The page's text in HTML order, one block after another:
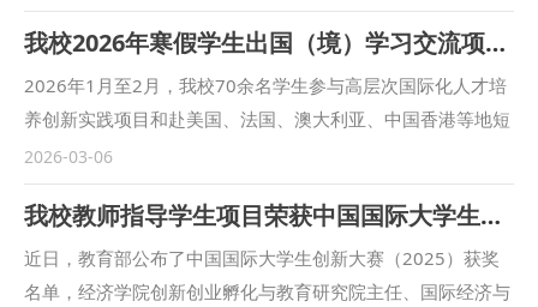
持会议。国内多所高校及科研机构的极地法律专家、国家海洋
局极地考察办公室相关处室负责人，以及我校科研处、国际法
学院（国际仲裁学院）、立法研究院等单位负责人参加会议。
范九利在致辞中向与会嘉宾表示热烈欢迎，并介绍了学校基本
情况和办学特色，特别是在涉外法治、海洋法、航空法等领域
的深厚学术积淀与研究优势。他表示，学校将始终紧贴国家重
大战略需求，发挥法学学科优势，加强与国家海洋局极地办的
合作，为我国极地事业的高质量发展持续作出贡献。 凌铁军
对学校的学科实力与人才储备给予高度评价，他表示，学校作
我校2026年寒假学生出国（境）学习交流项目圆满结束
2026年1月至2月，我校70余名学生参与高层次国际化人才培
养创新实践项目和赴美国、法国、澳大利亚、中国香港等地短
期访学等各类学生出国（境）学习交流项目，围绕法学与公共
政策、商务沟通与领导力、全球治理等多元领域深入学习实
践，以扎实的专业素养圆满完成学习任务。 我校7名学生完成
为期一周的香港大学假期项目学习。修读国际商业法治环境、
仲裁与调解等课程，并参访香港立法会、廉政公署、高等法院
2026-03-06
我校教师指导学生项目荣获中国国际大学生创新大赛（2025）国赛铜奖
近日，教育部公布了中国国际大学生创新大赛（2025）获奖
名单，经济学院创新创业孵化与教育研究院主任、国际经济与